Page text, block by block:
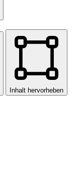
Inhalt hervorheben